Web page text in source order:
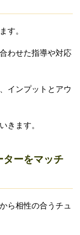
す。
わせた指導や対応
インプットとアウ
きます。
ターをマッチ
ら相性の合うチュ